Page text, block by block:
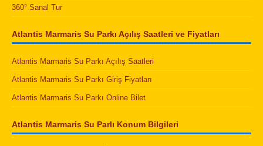
360° Sanal Tur
Atlantis Marmaris Su Parkı Açılış Saatleri ve Fiyatları
Atlantis Marmaris Su Parkı Açılış Saatleri
Atlantis Marmaris Su Parkı Giriş Fiyatları
Atlantis Marmaris Su Parkı Online Bilet
Atlantis Marmaris Su Parlı Konum Bilgileri